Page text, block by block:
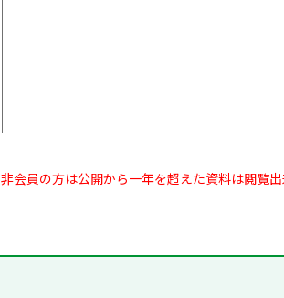
非会員の方は公開から一年を超えた資料は閲覧出